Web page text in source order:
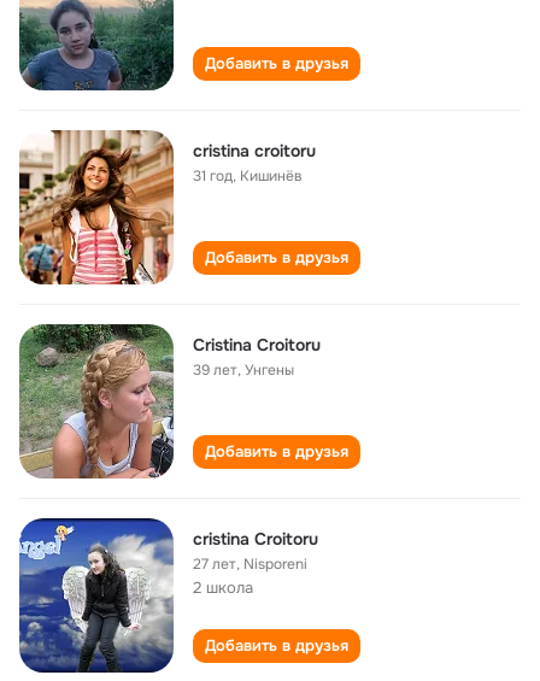
Добавить в друзья
cristina croitoru
31 год, Кишинёв
Добавить в друзья
Cristina Croitoru
39 лет,Унгены
Добавить в друзья
cristina Croitoru
27 лет, Nisporeni
2 школа
Добавить в друзья